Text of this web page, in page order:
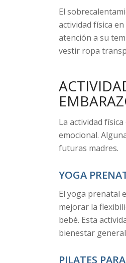
El
actividad física
atención a su
vestir ropa
La actividad
emocional.
futuras madres.
YOGA
El yoga prenatal
mejorar la
bebé. Esta
bienestar
PILATES